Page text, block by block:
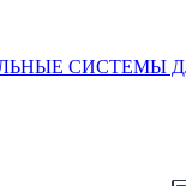
СИСТЕМЫ